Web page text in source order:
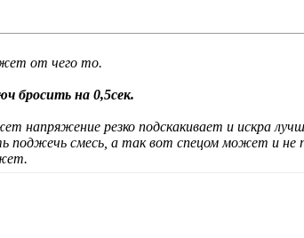
от чего то.
бросить на 0,5сек.
напряжение резко подскакивает и искра
поджечь смесь, а так вот спецом может и